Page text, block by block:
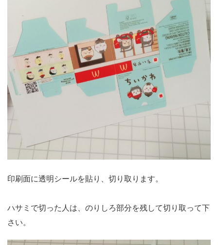
印刷面に透明シールを貼り、切り取ります。
ハサミで切った人は、のりしろ部分を残して切り取って下
さい。